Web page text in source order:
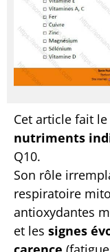
Cet article fait le
nutriments
Q10.
Son rôle
respiratoire
antioxydantes
et les signes